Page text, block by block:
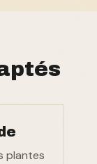
plantes